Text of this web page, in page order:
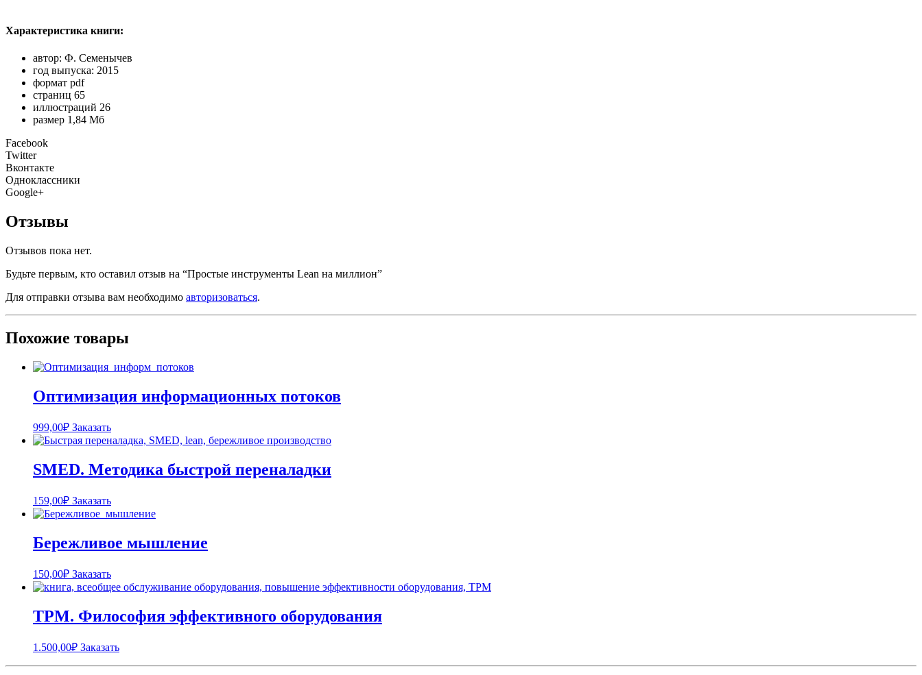
Характеристика книги:
автор: Ф. Семенычев
год выпуска: 2015
формат pdf
страниц 65
иллюстраций 26
размер 1,84 Мб
Facebook
Twitter
Вконтакте
Одноклассники
Google+
Отзывы
Отзывов пока нет.
Будьте первым, кто оставил отзыв на “Простые инструменты Lean на миллион”
Для отправки отзыва вам необходимо авторизоваться.
Похожие товары
Оптимизация информационных потоков
999,00₽ Заказать
SMED. Методика быстрой переналадки
159,00₽ Заказать
Бережливое мышление
150,00₽ Заказать
TPM. Философия эффективного оборудования
1.500,00₽ Заказать